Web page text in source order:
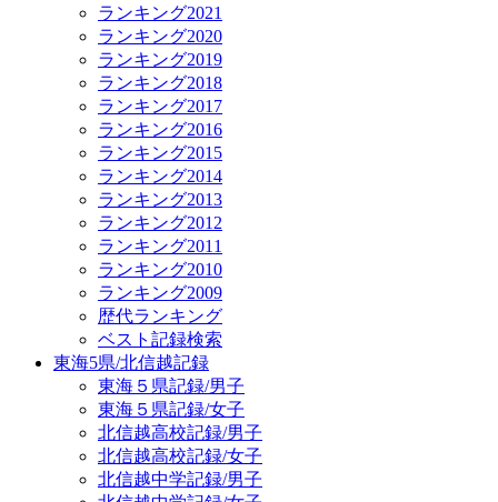
ランキング2021
ランキング2020
ランキング2019
ランキング2018
ランキング2017
ランキング2016
ランキング2015
ランキング2014
ランキング2013
ランキング2012
ランキング2011
ランキング2010
ランキング2009
歴代ランキング
ベスト記録検索
東海5県/北信越記録
東海５県記録/男子
東海５県記録/女子
北信越高校記録/男子
北信越高校記録/女子
北信越中学記録/男子